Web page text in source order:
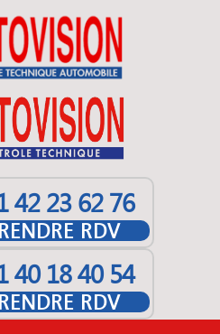
42 23 62 76
RDV
40 18 40 54
RDV